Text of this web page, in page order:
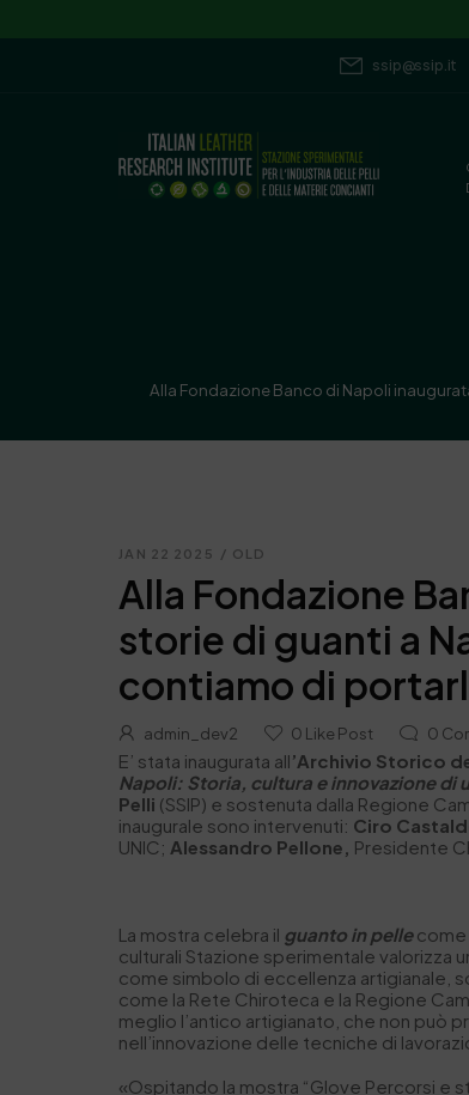
ssip@ssip.it
Alla Fondazione Banco di Napoli
JAN 22 2025 / OLD
Alla Fondazione
storie di guanti a
contiamo di
admin_dev2 0 Like Post 0
E’ stata inaugurata all’Archivio Storico
Napoli: Storia, cultura e innovazione di
Pelli (SSIP) e sostenuta dalla Regione
inaugurale sono intervenuti: Ciro
UNIC; Alessandro Pellone, Presidente
La mostra celebra il guanto in pellecome
culturali Stazione sperimentale valorizza
come simbolo di eccellenza artigianale,
come la Rete Chiroteca e la Regione
meglio l’antico artigianato, che non può
nell’innovazione delle tecniche di
«Ospitando la mostra “Glove Percorsi e